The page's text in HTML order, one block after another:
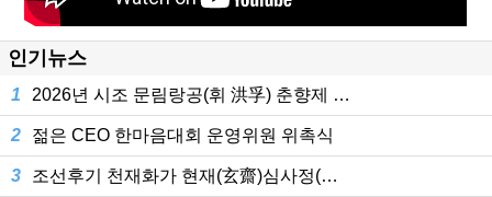
인기뉴스
1 2026년 시조 문림랑공(휘 洪孚) 춘향제 …
2 젊은 CEO 한마음대회 운영위원 위촉식
3 조선후기 천재화가 현재(玄齋)심사정(…